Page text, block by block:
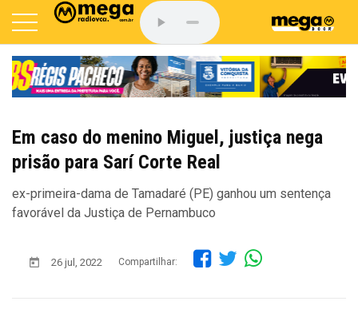
Em caso do menino Miguel, justiça nega
prisão para Sarí Corte Real
ex-primeira-dama de Tamadaré (PE) ganhou um sentença
favorável da Justiça de Pernambuco
26 jul, 2022 Compartilhar: